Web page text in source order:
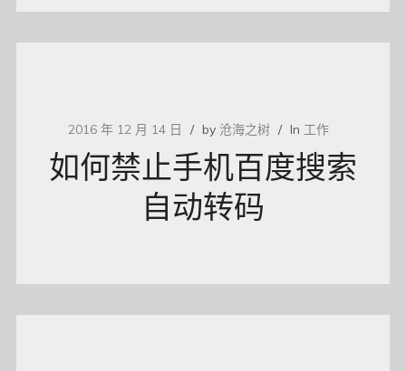
2016 年 12 月 14 日 by 沧海之树 In 工作
如何禁止手机百度搜索
自动转码